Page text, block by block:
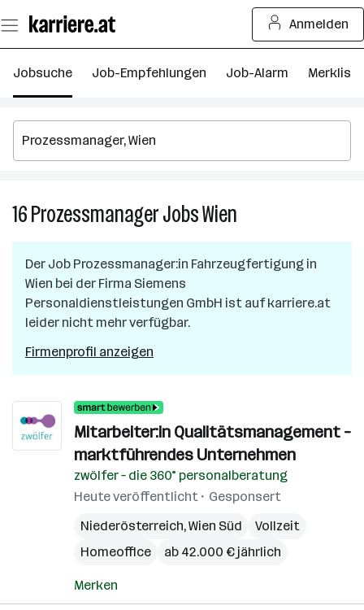
Seiteninhalt
springen
Anmelden
Jobsuche Job-Empfehlungen Job-Alarm Merkliste
16ProzessmanagerJobsWien
in
Der Job Prozessmanager:in Fahrzeugfertigung in
Wien bei der Firma Siemens
Personaldienstleistungen GmbH ist auf karriere.at
leider nicht mehr verfügbar.
Firmenprofil anzeigen
Mitarbeiter:in Qualitäts­management –
marktführendes Unternehmen
zwölfer – die 360° personalberatung
Heute veröffentlicht
Gesponsert
Niederösterreich,Wien Süd
Vollzeit
Homeoffice
ab 42.000 € jährlich
Merken